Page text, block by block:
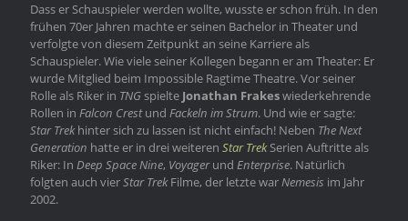
Dass er Schauspieler werden wollte, wusste er schon früh. In den
frühen 70er Jahren machte er seinen Bachelor in Theater und
verfolgte von diesem Zeitpunkt an seine Karriere als
Schauspieler. Wie viele seiner Kollegen begann er am Theater: Er
wurde Mitglied beim Impossible Ragtime Theatre. Vor seiner
Rolle als Riker in TNGspielte Jonathan Frakeswiederkehrende
Rollen in Falcon Crestund Fackeln im Strum. Und wie er sagte:
Star Trekhinter sich zu lassen ist nicht einfach! Neben The Next
Generation hatte er in drei weiteren Star TrekSerien Auftritte als
Riker: In Deep Space Nine, Voyagerund Enterprise. Natürlich
folgten auch vierStar TrekFilme, der letzte warNemesis im Jahr
2002.